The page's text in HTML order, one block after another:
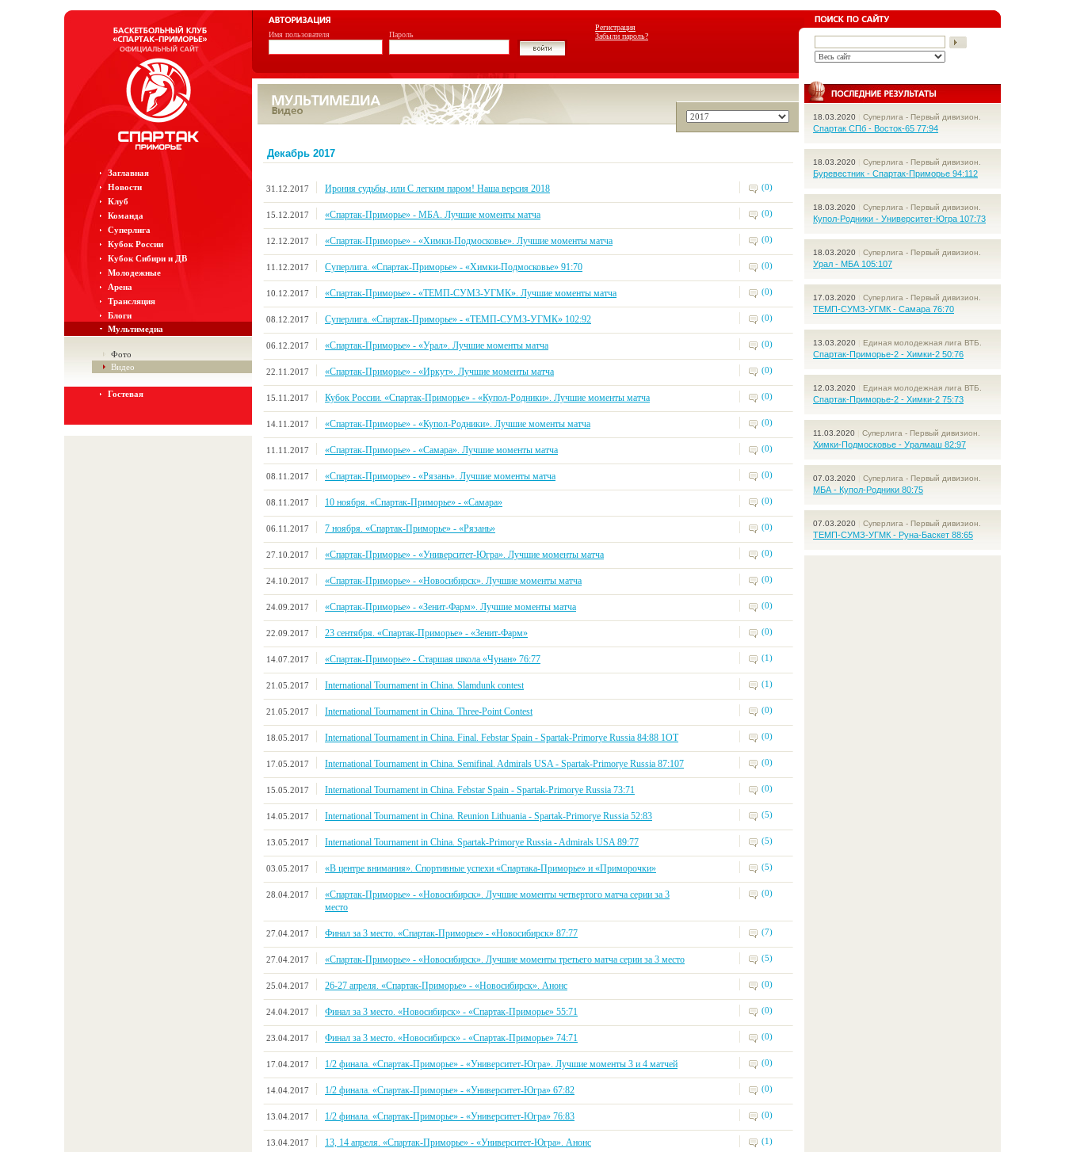
Регистрация
Забыли пароль?
Имя пользователя Пароль
Заглавная
Новости
Клуб
Команда
Суперлига
Кубок России
Кубок Сибири и ДВ
Молодежные
Арена
Трансляция
Блоги
Мультимедиа
Фото
Видео
Гостевая
Декабрь 2017
31.12.2017 Ирония судьбы, или С легким паром! Наша версия 2018 (0)
15.12.2017 «Спартак-Приморье» - МБА. Лучшие моменты матча (0)
12.12.2017 «Спартак-Приморье» - «Химки-Подмосковье». Лучшие моменты матча (0)
11.12.2017 Суперлига. «Спартак-Приморье» - «Химки-Подмосковье» 91:70 (0)
10.12.2017 «Спартак-Приморье» - «ТЕМП-СУМЗ-УГМК». Лучшие моменты матча (0)
08.12.2017 Суперлига. «Спартак-Приморье» - «ТЕМП-СУМЗ-УГМК» 102:92 (0)
06.12.2017 «Спартак-Приморье» - «Урал». Лучшие моменты матча (0)
22.11.2017 «Спартак-Приморье» - «Иркут». Лучшие моменты матча (0)
15.11.2017 Кубок России. «Спартак-Приморье» - «Купол-Родники». Лучшие моменты матча (0)
14.11.2017 «Спартак-Приморье» - «Купол-Родники». Лучшие моменты матча (0)
11.11.2017 «Спартак-Приморье» - «Самара». Лучшие моменты матча (0)
08.11.2017 «Спартак-Приморье» - «Рязань». Лучшие моменты матча (0)
08.11.2017 10 ноября. «Спартак-Приморье» - «Самара» (0)
06.11.2017 7 ноября. «Спартак-Приморье» - «Рязань» (0)
27.10.2017 «Спартак-Приморье» - «Университет-Югра». Лучшие моменты матча (0)
24.10.2017 «Спартак-Приморье» - «Новосибирск». Лучшие моменты матча (0)
24.09.2017 «Спартак-Приморье» - «Зенит-Фарм». Лучшие моменты матча (0)
22.09.2017 23 сентября. «Спартак-Приморье» - «Зенит-Фарм» (0)
14.07.2017 «Спартак-Приморье» - Старшая школа «Чунан» 76:77 (1)
21.05.2017 International Tournament in China. Slamdunk contest (1)
21.05.2017 International Tournament in China. Three-Point Contest (0)
18.05.2017 International Tournament in China. Final. Febstar Spain - Spartak-Primorye Russia 84:88 1OT (0)
17.05.2017 International Tournament in China. Semifinal. Admirals USA - Spartak-Primorye Russia 87:107 (0)
15.05.2017 International Tournament in China. Febstar Spain - Spartak-Primorye Russia 73:71 (0)
14.05.2017 International Tournament in China. Reunion Lithuania - Spartak-Primorye Russia 52:83 (5)
13.05.2017 International Tournament in China. Spartak-Primorye Russia - Admirals USA 89:77 (5)
03.05.2017 «В центре внимания». Спортивные успехи «Спартака-Приморье» и «Приморочки» (5)
28.04.2017
«Спартак-Приморье» - «Новосибирск». Лучшие моменты четвертого матча серии за 3
место
(0)
27.04.2017 Финал за 3 место. «Спартак-Приморье» - «Новосибирск» 87:77 (7)
27.04.2017 «Спартак-Приморье» - «Новосибирск». Лучшие моменты третьего матча серии за 3 место (5)
25.04.2017 26-27 апреля. «Спартак-Приморье» - «Новосибирск». Анонс (0)
24.04.2017 Финал за 3 место. «Новосибирск» - «Спартак-Приморье» 55:71 (0)
23.04.2017 Финал за 3 место. «Новосибирск» - «Спартак-Приморье» 74:71 (0)
17.04.2017 1/2 финала. «Спартак-Приморье» - «Университет-Югра». Лучшие моменты 3 и 4 матчей (0)
14.04.2017 1/2 финала. «Спартак-Приморье» - «Университет-Югра» 67:82 (0)
13.04.2017 1/2 финала. «Спартак-Приморье» - «Университет-Югра» 76:83 (0)
13.04.2017 13, 14 апреля. «Спартак-Приморье» - «Университет-Югра». Анонс (1)
18.03.2020 Суперлига - Первый дивизион.
Спартак СПб - Восток-65 77:94
18.03.2020 Суперлига - Первый дивизион.
Буревестник - Спартак-Приморье 94:112
18.03.2020 Суперлига - Первый дивизион.
Купол-Родники - Университет-Югра 107:73
18.03.2020 Суперлига - Первый дивизион.
Урал - МБА 105:107
17.03.2020 Суперлига - Первый дивизион.
ТЕМП-СУМЗ-УГМК - Самара 76:70
13.03.2020 Единая молодежная лига ВТБ.
Спартак-Приморье-2 - Химки-2 50:76
12.03.2020 Единая молодежная лига ВТБ.
Спартак-Приморье-2 - Химки-2 75:73
11.03.2020 Суперлига - Первый дивизион.
Химки-Подмосковье - Уралмаш 82:97
07.03.2020 Суперлига - Первый дивизион.
МБА - Купол-Родники 80:75
07.03.2020 Суперлига - Первый дивизион.
ТЕМП-СУМЗ-УГМК - Руна-Баскет 88:65